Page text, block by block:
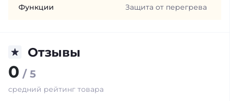
Функции Защита от перегрева
Отзывы
0 / 5
средний рейтинг товара